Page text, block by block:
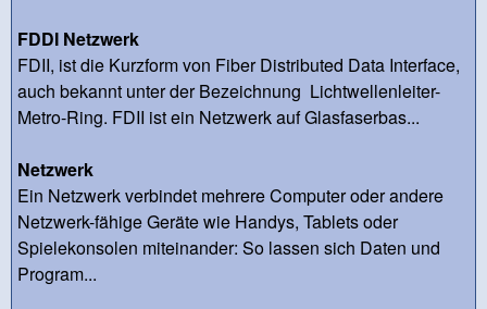
FDDI Netzwerk
FDII, ist die Kurzform von Fiber Distributed Data Interface,
auch bekannt unter der Bezeichnung Lichtwellenleiter-
Metro-Ring. FDII ist ein Netzwerk auf Glasfaserbas...
Netzwerk
Ein Netzwerk verbindet mehrere Computer oder andere
Netzwerk-fähige Geräte wie Handys, Tablets oder
Spielekonsolen miteinander: So lassen sich Daten und
Program...